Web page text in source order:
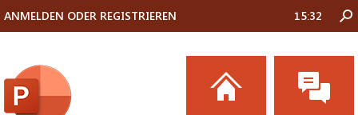
ANMELDEN ODER REGISTRIEREN 15:32